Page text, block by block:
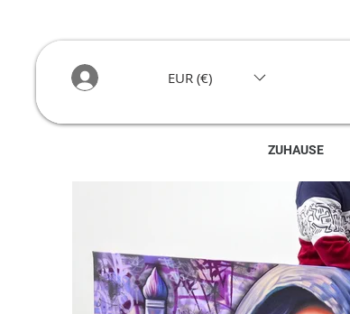
EUR (€)
ZUHAUSE